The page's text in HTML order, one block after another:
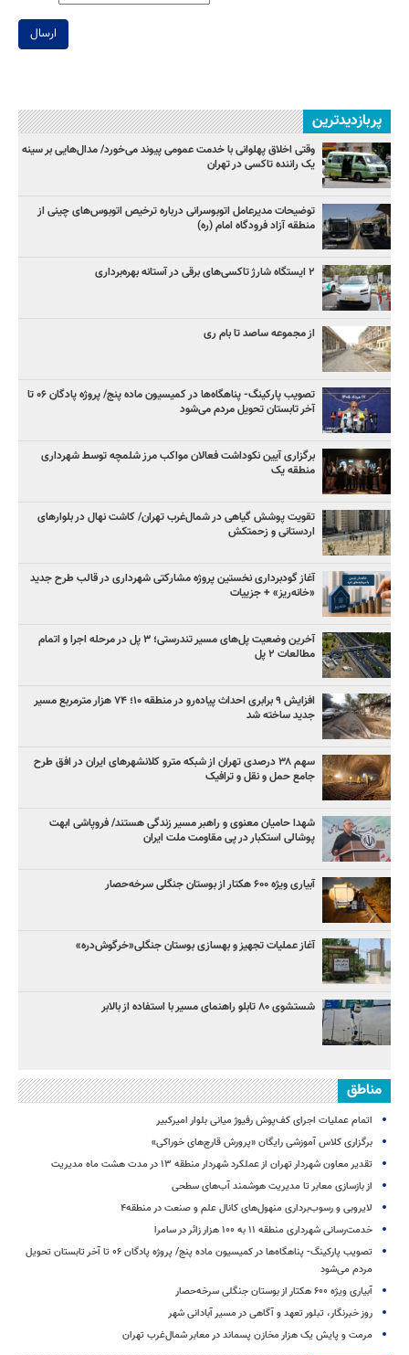
ارسال
پربازدیدترین
وقتی اخلاق پهلوانی با خدمت عمومی پیوند می‌خورد/ مدال‌هایی بر سینه
یک راننده تاکسی در تهران
توضیحات مدیرعامل اتوبوسرانی درباره ترخیص اتوبوس‌های چینی از
منطقه آزاد فرودگاه امام (ره)
۲ ایستگاه شارژ تاکسی‌های برقی در آستانه بهره‌برداری
از مجموعه ساصد تا بام ری
تصویب پارکینگ- پناهگاه‌ها در کمیسیون ماده پنج/ پروژه پادگان ۰۶ تا
آخر تابستان تحویل مردم می‌شود
برگزاری آیین نکوداشت فعالان مواکب مرز شلمچه توسط شهرداری
منطقه یک
تقویت پوشش گیاهی در شمال‌غرب تهران/ کاشت نهال در بلوارهای
اردستانی و زحمتکش
آغاز گودبرداری نخستین پروژه مشارکتی شهرداری در قالب طرح جدید
«خانه‌ریز» + جزییات
آخرین وضعیت پل‌های مسیر تندرستی؛ ۳ پل در مرحله اجرا و اتمام
مطالعات ۲ پل
افزایش ۹ برابری احداث پیاده‌رو در منطقه ۱۰؛ ۷۴ هزار مترمربع مسیر
جدید ساخته شد
سهم ۳۸ درصدی تهران از شبکه مترو کلانشهرهای ایران در افق طرح
جامع حمل و نقل و ترافیک
شهدا حامیان معنوی و راهبر مسیر زندگی هستند/ فروپاشی ابهت
پوشالی استکبار در پی مقاومت ملت ایران
آبیاری ویژه ۶۰۰ هکتار از بوستان جنگلی سرخه‌حصار
آغاز عملیات تجهیز و بهسازی بوستان جنگلی«خرگوش‌دره»
شستشوی ۸۰ تابلو راهنمای مسیر با استفاده از بالابر
مناطق
اتمام عملیات اجرای کف‌پوش رفیوژ میانی بلوار امیرکبیر
برگزاری کلاس آموزشی رایگان «پرورش قارچ‌های خوراکی»
تقدیر معاون شهردار تهران از عملکرد شهردار منطقه ۱۳ در مدت هشت ماه مدیریت
از بازسازی معابر تا مدیریت هوشمند آب‌های سطحی
لایروبی و رسوب‌برداری منهول‌های کانال علم و صنعت در منطقه۴
خدمت‌رسانی شهرداری منطقه ۱۱ به ۱۰۰ هزار زائر در سامرا
تصویب پارکینگ- پناهگاه‌ها در کمیسیون ماده پنج/ پروژه پادگان ۰۶ تا آخر تابستان تحویل
مردم می‌شود
آبیاری ویژه ۶۰۰ هکتار از بوستان جنگلی سرخه‌حصار
روز خبرنگار، تبلور تعهد و آگاهی در مسیر آبادانی شهر
مرمت و پایش یک هزار مخازن پسماند در معابر شمال‌غرب تهران